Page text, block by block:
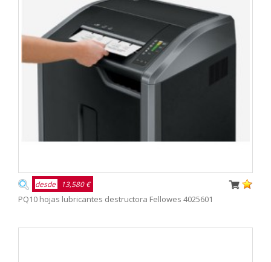
desde 13,580 €
PQ10 hojas lubricantes destructora Fellowes 4025601